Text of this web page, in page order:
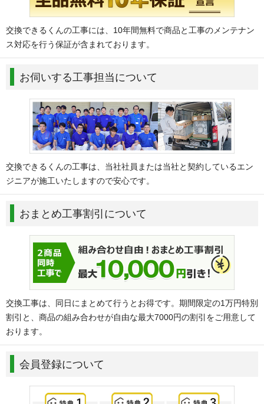
交換できるくんの工事には、10年間無料で商品と工事のメンテナン
ス対応を行う保証が含まれております。
お伺いする工事担当について
交換できるくんの工事は、当社社員または当社と契約しているエン
ジニアが施工いたしますので安心です。
おまとめ工事割引について
交換工事は、同日にまとめて行うとお得です。期間限定の1万円特別
割引と、商品の組み合わせが自由な最大7000円の割引をご用意して
おります。
会員登録について